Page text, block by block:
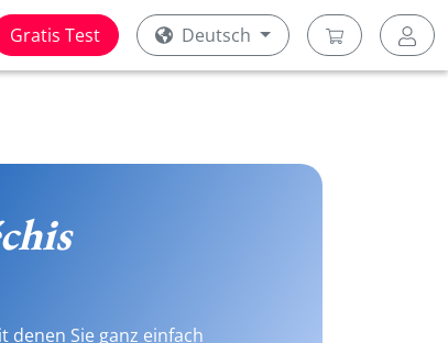
Gratis Test Deutsch
denen Sie ganz einfach